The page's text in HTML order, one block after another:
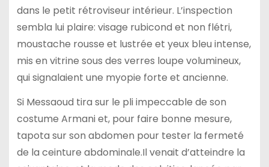
dans le petit rétroviseur intérieur. L’inspection
sembla lui plaire: visage rubicond et non flétri,
moustache rousse et lustrée et yeux bleu intense,
mis en vitrine sous des verres loupe volumineux,
qui signalaient une myopie forte et ancienne.
Si Messaoud tira sur le pli impeccable de son
costume Armani et, pour faire bonne mesure,
tapota sur son abdomen pour tester la fermeté
de la ceinture abdominale.Il venait d’atteindre la